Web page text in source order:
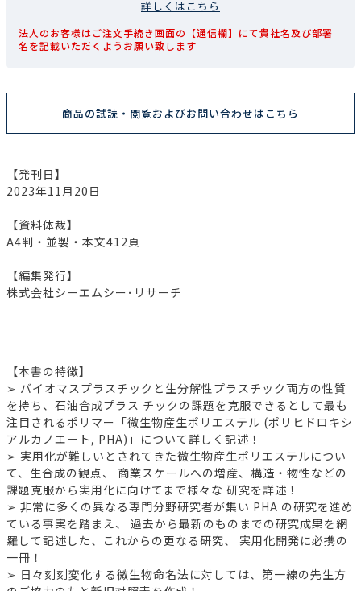
詳しくはこちら
法人のお客様はご注文手続き画面の【通信欄】にて貴社名及び部署
名を記載いただくようお願い致します
商品の試読・閲覧およびお問い合わせはこちら
【発刊日】
2023年11月20日
【資料体裁】
A4判・並製・本文412頁
【編集発行】
株式会社シーエムシー･リサーチ
【本書の特徴】
➢ バイオマスプラスチックと生分解性プラスチック両方の性質
を持ち、石油合成プラス チックの課題を克服できるとして最も
注目されるポリマー「微生物産生ポリエステル (ポリヒドロキシ
アルカノエート, PHA)」について詳しく記述！
➢ 実用化が難しいとされてきた微生物産生ポリエステルについ
て、生合成の観点、 商業スケールへの増産、構造・物性などの
課題克服から実用化に向けてまで様々な 研究を詳述！
➢ 非常に多くの異なる専門分野研究者が集い PHA の研究を進め
ている事実を踏まえ、 過去から最新のものまでの研究成果を網
羅して記述した、これからの更なる研究、 実用化開発に必携の
一冊！
➢ 日々刻刻変化する微生物命名法に対しては、第一線の先生方